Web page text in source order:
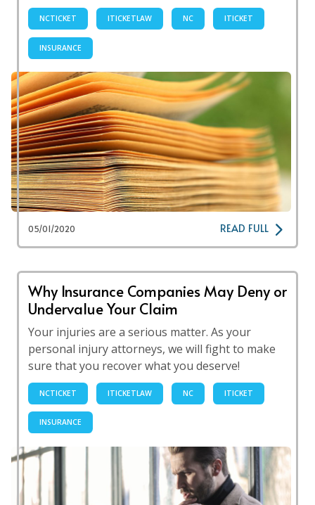
NCTICKET ITICKETLAW NC ITICKET
INSURANCE
05/01/2020 READ FULL
Why Insurance Companies May Deny or
Undervalue Your Claim
Your injuries are a serious matter. As your
personal injury attorneys, we will fight to make
sure that you recover what you deserve!
NCTICKET ITICKETLAW NC ITICKET
INSURANCE